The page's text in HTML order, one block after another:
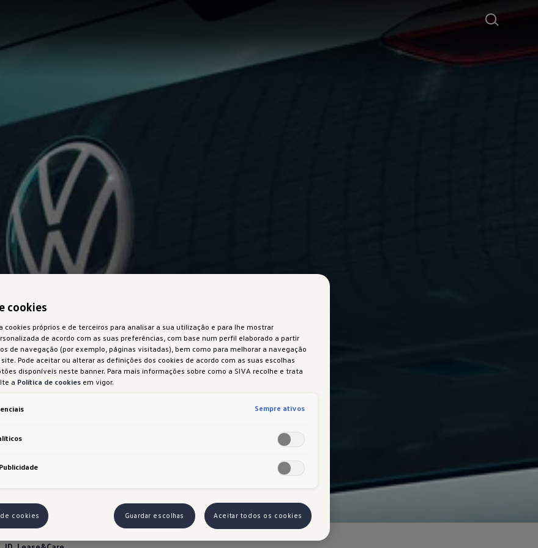
cookies
cookies próprios e de terceiros para analisar a sua utilização e para lhe mostrar
de acordo com as suas preferências, com base num perfil elaborado a partir
de navegação (por exemplo, páginas visitadas), bem como para melhorar a navegação
Pode aceitar ou alterar as definições dos cookies de acordo com as suas escolhas
disponíveis neste banner. Para mais informações sobre como a SIVA recolhe e trata
a Política de cookies em vigor.
Sempre ativos
cookies Guardar escolhas Aceitar todos os cookies